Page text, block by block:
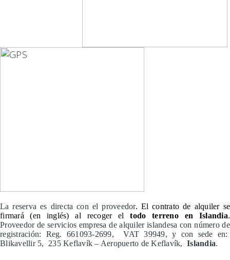
La reserva es directa con el proveedor. El contrato de alquiler se
firmará (en inglés) al recoger eltodo terreno en Islandia.
Proveedor de servicios empresa de alquiler islandesa con número de
registración: Reg. 661093-2699, VAT 39949, y con sede en:
Blikavellir 5, 235 Keflavík – Aeropuerto de Keflavík, Islandia.